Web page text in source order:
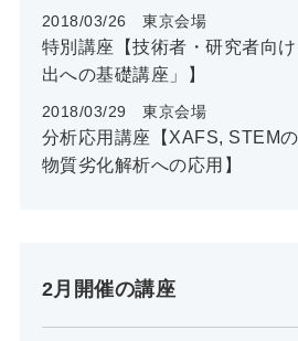
2018/03/26 東京会場
特別講座【技術者・研究者向
出への基礎講座」】
2018/03/29 東京会場
分析応用講座【XAFS, STEM
物質劣化解析への応用】
2月開催の講座